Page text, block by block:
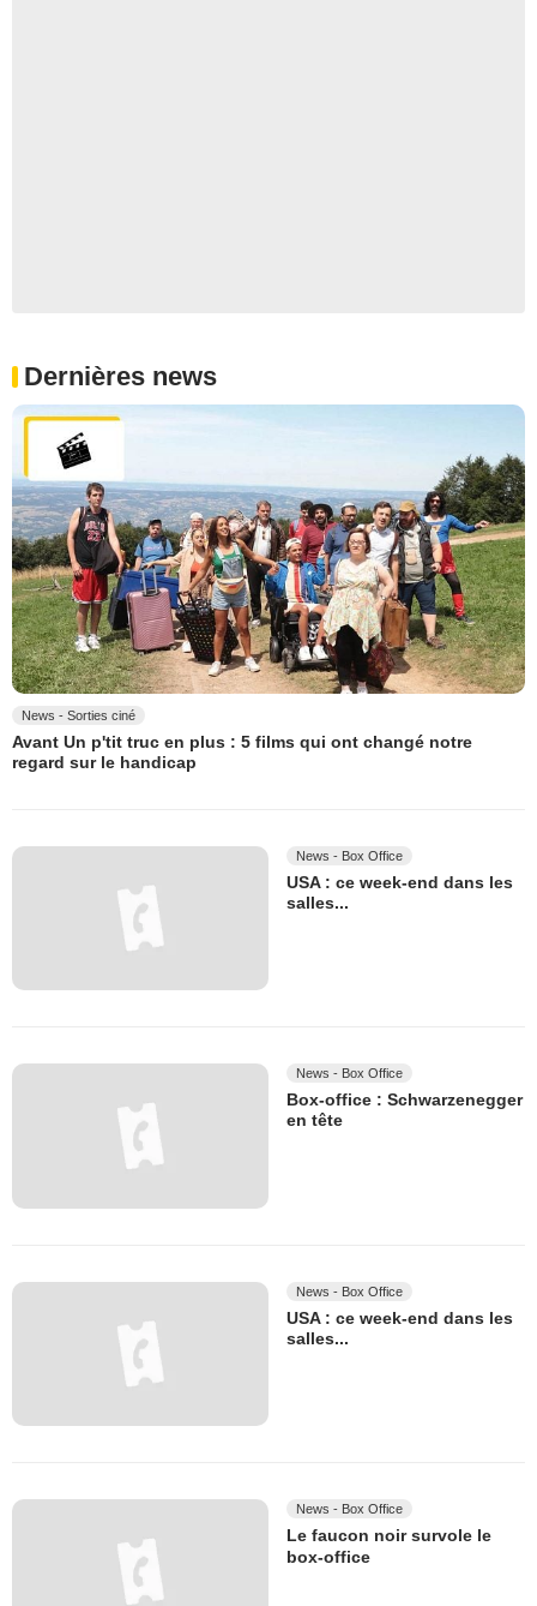
Dernières news
News - Sorties ciné
Avant Un p'tit truc en plus : 5 films qui ont changé notre
regard sur le handicap
News - Box Office
USA : ce week-end dans les
salles...
News - Box Office
Box-office : Schwarzenegger
en tête
News - Box Office
USA : ce week-end dans les
salles...
News - Box Office
Le faucon noir survole le
box-office